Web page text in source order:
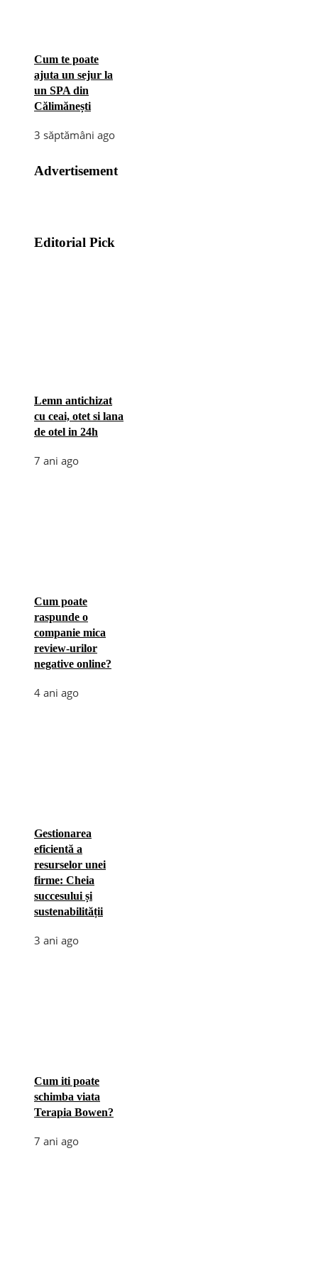
Cum te poate
ajuta un sejur la
un SPA din
Călimănești
3 săptămâni ago
Advertisement
Editorial Pick
Lemn antichizat
cu ceai, otet si lana
de otel in 24h
7 ani ago
Cum poate
raspunde o
companie mica
review-urilor
negative online?
4 ani ago
Gestionarea
eficientă a
resurselor unei
firme: Cheia
succesului și
sustenabilității
3 ani ago
Cum iti poate
schimba viata
Terapia Bowen?
7 ani ago